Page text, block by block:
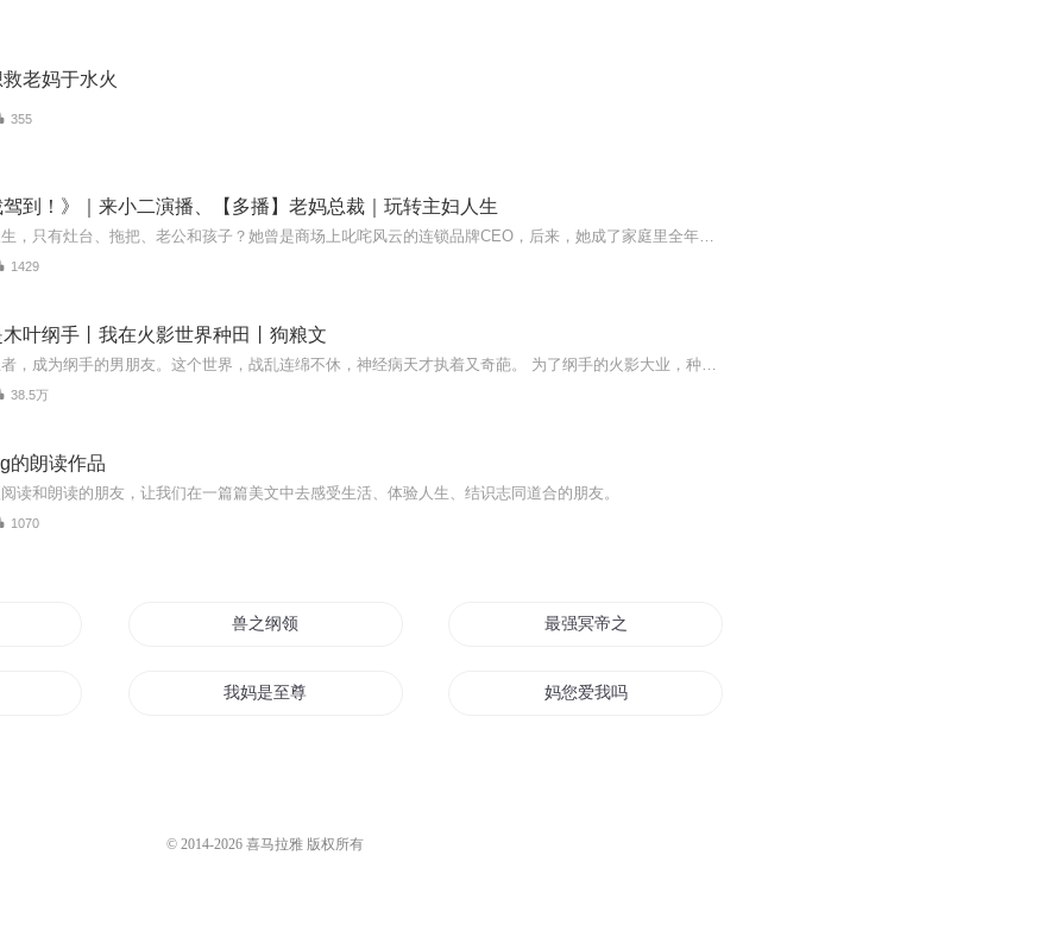
老妈于水火
355
驾到！》｜来小二演播、【多播】老妈总裁｜玩转主妇人生
你以为她的人生，只有灶台、拖把、老公和孩子？她曾是商场上叱咤风云的连锁品牌CEO，后来，她成了家庭里全年无休的“老妈子”。直到有一天，她看着镜子里那个眼神黯淡、只会围着老公孩子转的自己，猛地按下了人生的暂停键。“这一次，我的KPI，只为自己。...
1429
叶纲手丨我在火影世界种田丨狗粮文
穿越到火影忍者，成为纲手的男朋友。这个世界，战乱连绵不休，神经病天才执着又奇葩。 为了纲手的火影大业，种花家自身的天赋觉醒，他手握屠龙之术决定开展一场轰轰烈烈的改……哦不对，种田。于是一场特殊的变化在忍界悄然发生。：宇智波止水、鼬、带土全...
38.5万
的朗读作品
读和朗读的朋友，让我们在一篇篇美文中去感受生活、体验人生、结识志同道合的朋友。
1070
兽之纲领 最强冥帝之一纸大纲
我妈是至尊 妈您爱我吗
© 2014-2026 喜马拉雅 版权所有